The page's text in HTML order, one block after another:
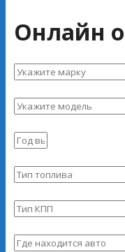
Онлайн